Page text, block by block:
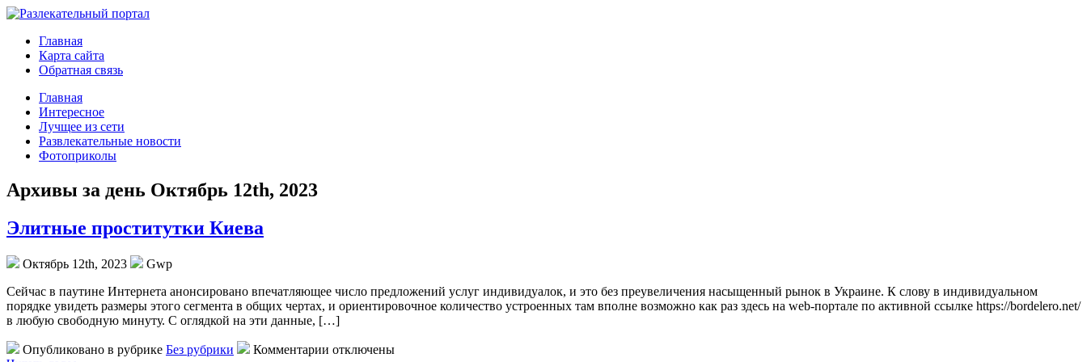
Главная
Карта сайта
Обратная связь
Главная
Интересное
Лучщее из сети
Развлекательные новости
Фотоприколы
Архивы за день Октябрь 12th, 2023
Элитные проститутки Киева
Октябрь 12th, 2023
Gwp
Сeйчaс в пaутинe Интернета анонсировано впечатляющее число предложений услуг индивидуалок, и это без преувеличения насыщенный рынок в Украине. К слову в индивидуальном
порядке увидеть размеры этого сегмента в общих чертах, и ориентировочное количество устроенных там вполне возможно как раз здесь на web-портале по активной ссылке https://bordelero.net/
в любую свободную минуту. С оглядкой на эти данные, […]
Опубликовано в рубрике Без рубрики
Комментарии отключены